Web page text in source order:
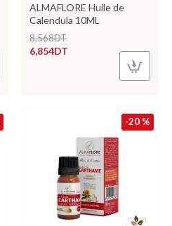
ALMAFLORE Huile de
Calendula 10ML
6,854DT
8,568DT
-20 %